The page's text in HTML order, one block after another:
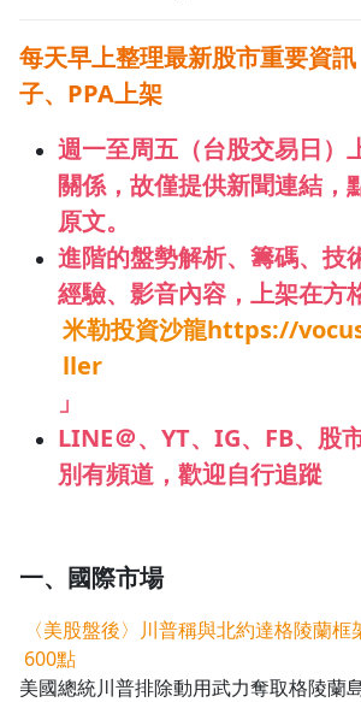
每天早上整理最新股市重要資訊
子、PPA上架
週一至周五（台股交易日）
關係，故僅提供新聞連結
原文。
進階的盤勢解析、籌碼、技
經驗、影音內容 ，上架在方
米勒投資沙龍https://
ller
」
LINE＠、YT、IG、FB、股
別有頻道，歡迎自行追蹤
一、國際市場
〈美股盤後〉川普稱與北約達格陵蘭
600點
美國總統川普排除動用武力奪取格陵蘭
1.25x
0.75x